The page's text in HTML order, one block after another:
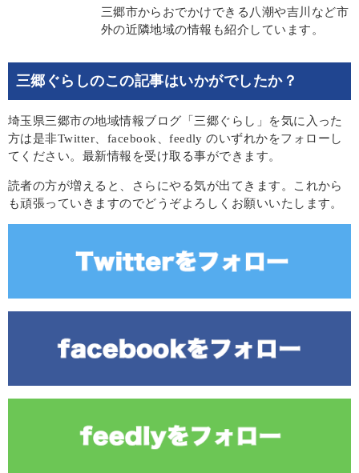
三郷市からおでかけできる八潮や吉川など市
外の近隣地域の情報も紹介しています。
三郷ぐらしのこの記事はいかがでしたか？
埼玉県三郷市の地域情報ブログ「三郷ぐらし」を気に入った
方は是非Twitter、facebook、feedly のいずれかをフォローし
てください。最新情報を受け取る事ができます。
読者の方が増えると、さらにやる気が出てきます。これから
も頑張っていきますのでどうぞよろしくお願いいたします。